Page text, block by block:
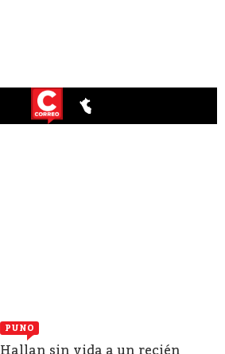
PUNO
Hallan sin vida a un recién